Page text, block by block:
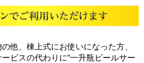
他、棟上式にお使いになった方、
ビスの代わりに“一升瓶ビールサー